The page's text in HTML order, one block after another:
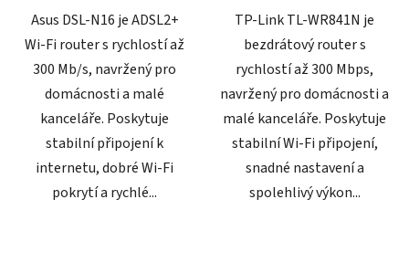
Asus DSL-N16 je ADSL2+
Wi-Fi router s rychlostí až
300 Mb/s, navržený pro
domácnosti a malé
kanceláře. Poskytuje
stabilní připojení k
internetu, dobré Wi-Fi
pokrytí a rychlé...
TP-Link TL-WR841N je
bezdrátový router s
rychlostí až 300 Mbps,
navržený pro domácnosti a
malé kanceláře. Poskytuje
stabilní Wi-Fi připojení,
snadné nastavení a
spolehlivý výkon...